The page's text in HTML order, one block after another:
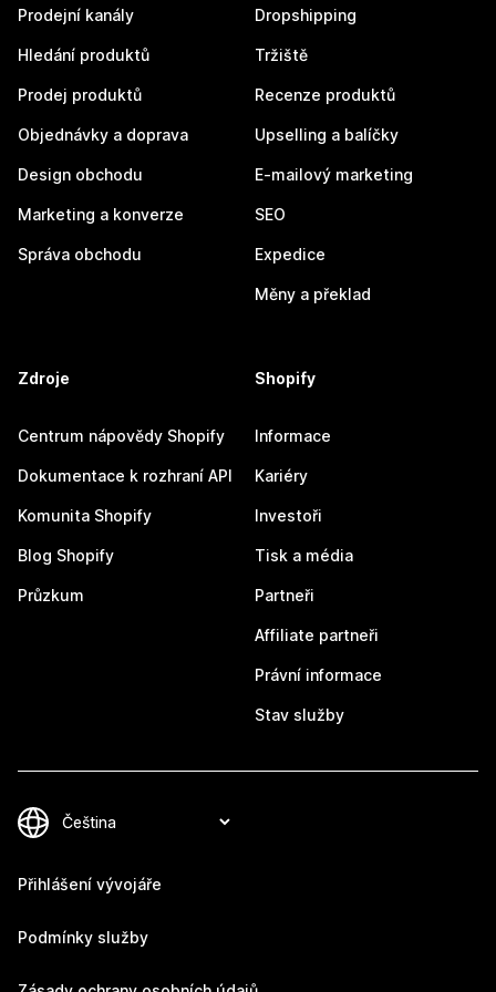
Prodejní kanály
Hledání produktů
Prodej produktů
Objednávky a doprava
Design obchodu
Marketing a konverze
Správa obchodu
Dropshipping
Tržiště
Recenze produktů
Upselling a balíčky
E-mailový marketing
SEO
Expedice
Měny a překlad
Zdroje
Centrum nápovědy Shopify
Dokumentace k rozhraní API
Komunita Shopify
Blog Shopify
Průzkum
Shopify
Informace
Kariéry
Investoři
Tisk a média
Partneři
Affiliate partneři
Právní informace
Stav služby
Přihlášení vývojáře
Podmínky služby